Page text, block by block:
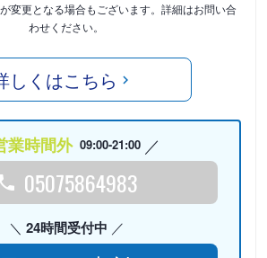
変更となる場合もございます。詳細はお問い合
わせください。
しくはこちら
業時間外 09:00-21:00
05075864983
24時間受付中